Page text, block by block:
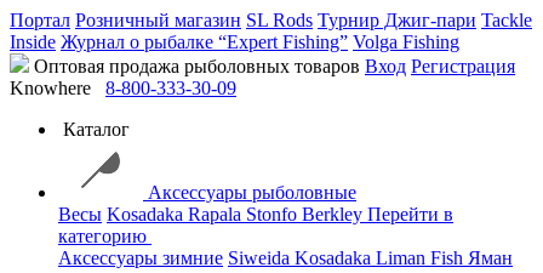
Портал Розничный магазин SL Rods Турнир Джиг-пари Tackle
Inside Журнал о рыбалке “Expert Fishing” Volga Fishing
Оптовая продажа рыболовных товаров Вход Регистрация
Knowhere
8-800-333-30-09
Каталог
Аксессуары рыболовные
Весы Kosadaka Rapala Stonfo Berkley Перейти в
категорию
Аксессуары зимние Siweida Kosadaka Liman Fish Яман